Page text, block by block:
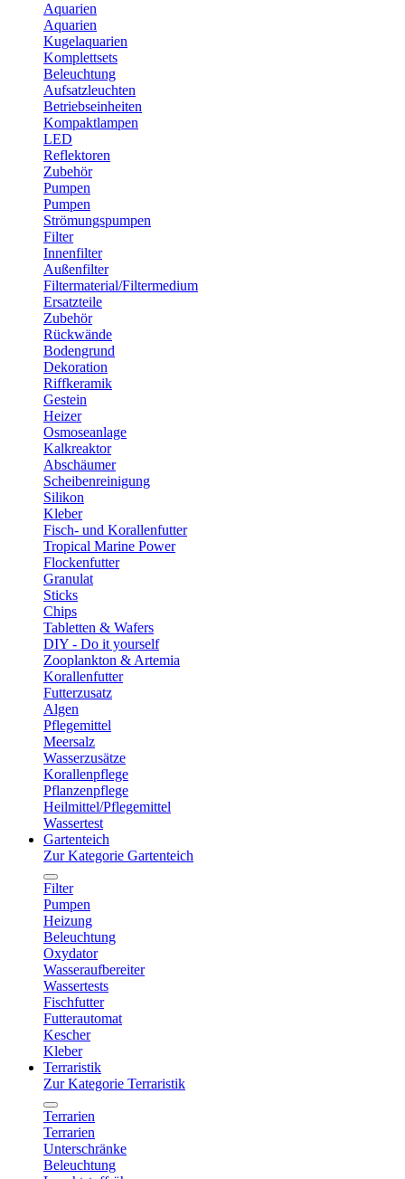
Aquarien
Aquarien
Kugelaquarien
Komplettsets
Beleuchtung
Aufsatzleuchten
Betriebseinheiten
Kompaktlampen
LED
Reflektoren
Zubehör
Pumpen
Pumpen
Strömungspumpen
Filter
Innenfilter
Außenfilter
Filtermaterial/Filtermedium
Ersatzteile
Zubehör
Rückwände
Bodengrund
Dekoration
Riffkeramik
Gestein
Heizer
Osmoseanlage
Kalkreaktor
Abschäumer
Scheibenreinigung
Silikon
Kleber
Fisch- und Korallenfutter
Tropical Marine Power
Flockenfutter
Granulat
Sticks
Chips
Tabletten & Wafers
DIY - Do it yourself
Zooplankton & Artemia
Korallenfutter
Futterzusatz
Algen
Pflegemittel
Meersalz
Wasserzusätze
Korallenpflege
Pflanzenpflege
Heilmittel/Pflegemittel
Wassertest
Gartenteich
Zur Kategorie Gartenteich
Filter
Pumpen
Heizung
Beleuchtung
Oxydator
Wasseraufbereiter
Wassertests
Fischfutter
Futterautomat
Kescher
Kleber
Terraristik
Zur Kategorie Terraristik
Terrarien
Terrarien
Unterschränke
Beleuchtung